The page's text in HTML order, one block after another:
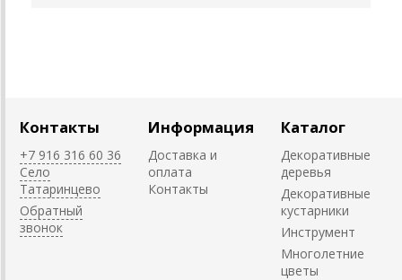
Контакты
+7 916 316 60 36
Село
Татаринцево
Обратный
звонок
Информация
Доставка и
оплата
Контакты
Каталог
Декоративные
деревья
Декоративные
кустарники
Инструмент
Многолетние
цветы